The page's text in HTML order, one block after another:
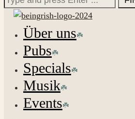
for:
Über uns
Pubs
Specials
Musik
Events